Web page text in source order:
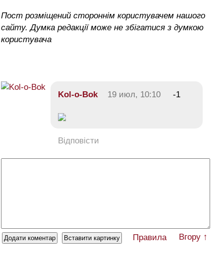
Пост розміщений стороннім користувачем нашого
сайту. Думка редакції може не збігатися з думкою
користувача
Kol-o-Bok 19 июл, 10:10 -1
Відповісти
Правила Вгору ↑